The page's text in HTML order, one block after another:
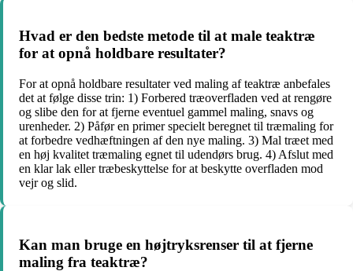
Hvad er den bedste metode til at male teaktræ
for at opnå holdbare resultater?
For at opnå holdbare resultater ved maling af teaktræ anbefales
det at følge disse trin: 1) Forbered træoverfladen ved at rengøre
og slibe den for at fjerne eventuel gammel maling, snavs og
urenheder. 2) Påfør en primer specielt beregnet til træmaling for
at forbedre vedhæftningen af den nye maling. 3) Mal træet med
en høj kvalitet træmaling egnet til udendørs brug. 4) Afslut med
en klar lak eller træbeskyttelse for at beskytte overfladen mod
vejr og slid.
Kan man bruge en højtryksrenser til at fjerne
maling fra teaktræ?